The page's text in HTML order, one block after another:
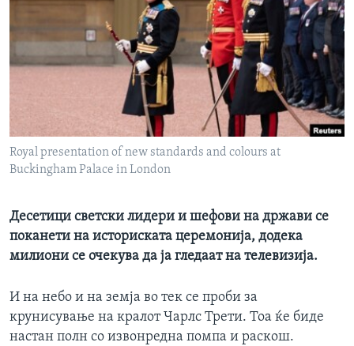
ИНТЕРВЈУА
Јазици
Royal presentation of new standards and colours at
Buckingham Palace in London
Десетици светски лидери и шефови на држави се
поканети на историската церемонија, додека
милиони се очекува да ја гледаат на телевизија.
И на небо и на земја во тек се проби за
крунисување на кралот Чарлс Трети. Тоа ќе биде
настан полн со извонредна помпа и раскош.